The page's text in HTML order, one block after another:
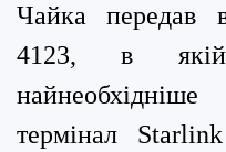
Чайка передав
4123, в
термінал